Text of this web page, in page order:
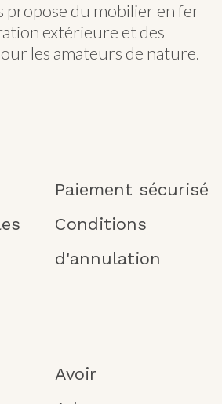
propose du mobilier en fer
extérieure et des
les amateurs de nature.
Paiement sécurisé
Conditions
d'annulation
Avoir